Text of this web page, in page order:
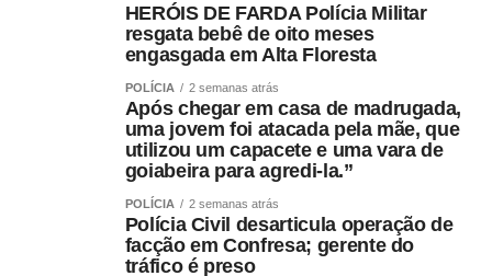
HERÓIS DE FARDA Polícia Militar
resgata bebê de oito meses
engasgada em Alta Floresta
POLÍCIA 2 semanas atrás
Após chegar em casa de madrugada,
uma jovem foi atacada pela mãe, que
utilizou um capacete e uma vara de
goiabeira para agredi-la.”
POLÍCIA 2 semanas atrás
Polícia Civil desarticula operação de
facção em Confresa; gerente do
tráfico é preso